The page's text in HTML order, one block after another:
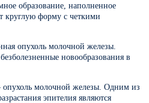
образование, наполненное
круглую форму с четкими
опухоль молочной железы.
новообразования в
опухоль молочной железы. Одним из
эпителия являются